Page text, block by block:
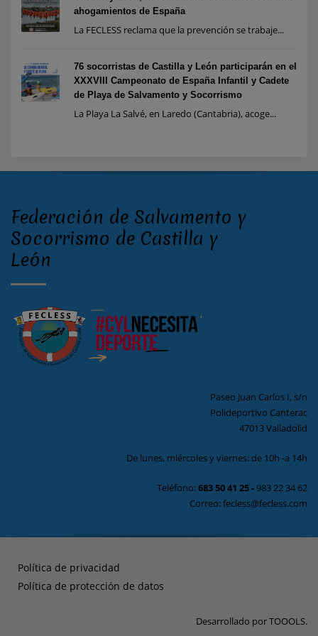
ahogamientos de España
La FECLESS reclama que la prevención se trabaje...
76 socorristas de Castilla y León participarán en el
XXXVIII Campeonato de España Infantil y Cadete
de Playa de Salvamento y Socorrismo
La Playa La Salvé, en Laredo (Cantabria), acoge...
Federación de Salvamento y
Socorrismo de Castilla y
León
Paseo Juan Carlos I, s/n
Polideportivo Canterac
47013 Valladolid
De lunes, miércoles y viernes: de 10h -a 14h
Teléfono:683 50 41 25-983 22 34 62
Correo: fecless@fecless.com
Política de privacidad
Política de protección de datos
Desarrollado porTOOOLS.